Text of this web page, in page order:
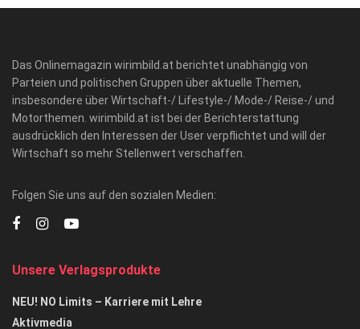
Das Onlinemagazin wirimbild.at berichtet unabhängig von
Parteien und politischen Gruppen über aktuelle Themen,
insbesondere über Wirtschaft-/ Lifestyle-/ Mode-/ Reise-/ und
Motorthemen. wirimbild.at ist bei der Berichterstattung
ausdrücklich den Interessen der User verpflichtet und will der
Wirtschaft so mehr Stellenwert verschaffen.
Folgen Sie uns auf den sozialen Medien:
Unsere Verlagsprodukte
NEU! NO Limits – Karriere mit Lehre
Aktivmedia